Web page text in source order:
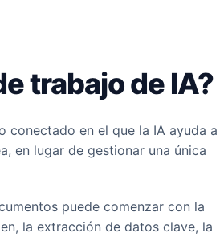
trabajo de IA?
conectado en el que la IA ayuda a
en lugar de gestionar una única
puede comenzar con la
la extracción de datos clave, la